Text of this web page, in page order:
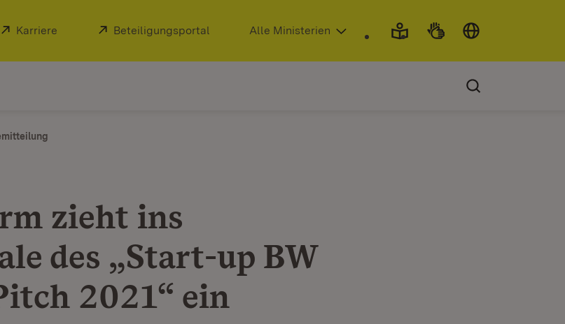
Extern:
Karriere (Öffnet in neuem Fenster)
Extern:
Beteiligungsportal (Öffnet in neuem Fenster)
Alle Ministerien
zieht ins
des „Start-up BW
2021“ ein